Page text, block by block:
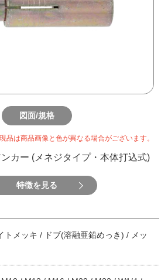
図面/規格
現品は商品画像と色が異なる場合がございます。
カー (メネジタイプ・本体打込式)
特徴を見る
トメッキ / ドブ(溶融亜鉛めっき) / メッ